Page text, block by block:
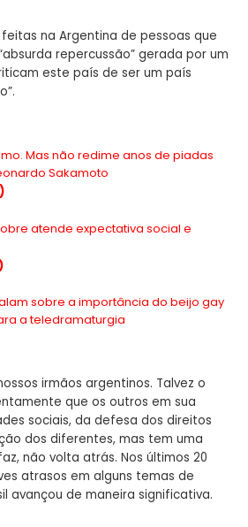
na Argentina de pessoas que
repercussão” gerada por um
este país de ser um país
Mas não redime anos de piadas
Sakamoto
atende expectativa social e
sobre a importância do beijo gay
a teledramaturgia
irmãos argentinos. Talvez o
que os outros em sua
sociais, da defesa dos direitos
dos diferentes, mas tem uma
não volta atrás. Nos últimos 20
atrasos em alguns temas de
avançou de maneira significativa.